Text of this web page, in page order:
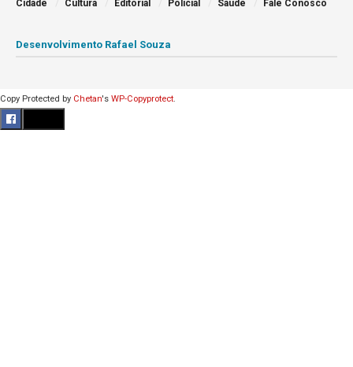
Cidade Cultura Editorial Policial Saúde Fale Conosco
Desenvolvimento Rafael Souza
Copy Protected by Chetan's WP-Copyprotect